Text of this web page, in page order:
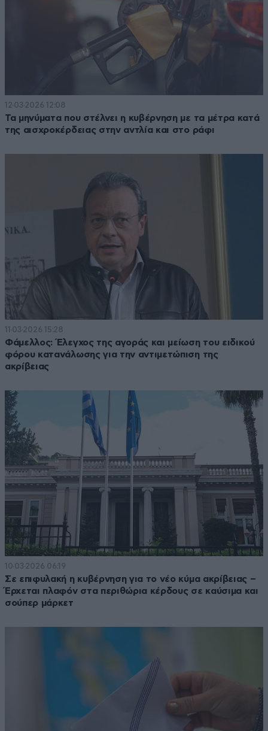
12·03·2026 12:08
Τα μηνύματα που στέλνει η κυβέρνηση με τα μέτρα κατά
της αισχροκέρδειας στην αντλία και στο ράφι
11·03·2026 15:28
Φάμελλος: Έλεγχος της αγοράς και μείωση του ειδικού
φόρου κατανάλωσης για την αντιμετώπιση της
ακρίβειας
10·03·2026 06:19
Σε επιφυλακή η κυβέρνηση για το νέο κύμα ακρίβειας –
Έρχεται πλαφόν στα περιθώρια κέρδους σε καύσιμα και
σούπερ μάρκετ